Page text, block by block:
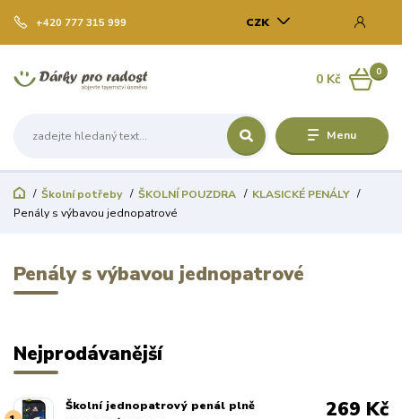
Menu
CZK
+420 777 315 999
0
0 Kč
Školní potřeby ŠKOLNÍ POUZDRA
KLASICKÉ PENÁLY
Penály s výbavou jednopatrové
Penály s výbavou jednopatrové
Nejprodávanější
Školní jednopatrový penál plně
269 Kč